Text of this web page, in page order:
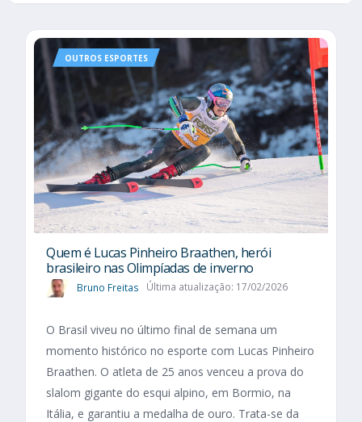
OUTROS ESPORTES
Quem é Lucas Pinheiro Braathen, herói
brasileiro nas Olimpíadas de inverno
Bruno Freitas Última atualização: 17/02/2026
O Brasil viveu no último final de semana um
momento histórico no esporte com Lucas Pinheiro
Braathen. O atleta de 25 anos venceu a prova do
slalom gigante do esqui alpino, em Bormio, na
Itália, e garantiu a medalha de ouro. Trata-se da